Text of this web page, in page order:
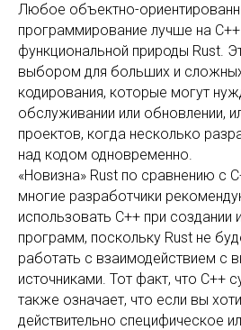
Любое объектно-
программирование лучше на
функциональной природы Rust.
выбором для больших и
кодирования, которые могут
обслуживании или обновлении,
проектов, когда несколько
над кодом одновременно.
«Новизна» Rust по сравнению с
многие разработчики
использовать C++ при создании
программ, поскольку Rust не
работать с взаимодействием с
источниками. Тот факт, что C++
также означает, что если вы
действительно специфическое